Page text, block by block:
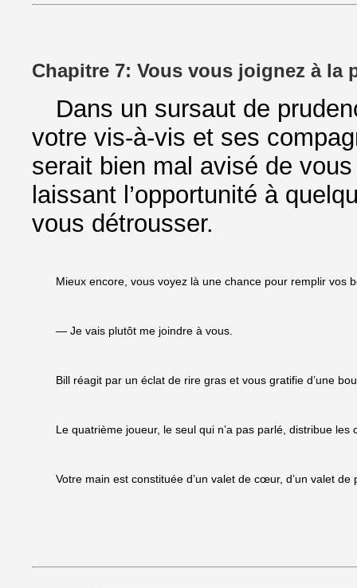
Chapitre 7: Vous vous joignez à la
Dans un sursaut de
votre vis-à-vis et ses
serait bien mal avisé de
laissant l’opportunité à
vous détrousser.
Mieux encore, vous voyez là une chance pour remplir vos
— Je vais plutôt me joindre à vous.
Bill réagit par un éclat de rire gras et vous gratifie d’une
Le quatrième joueur, le seul qui n’a pas parlé, distribue les
Votre main est constituée d’un valet de cœur, d’un valet